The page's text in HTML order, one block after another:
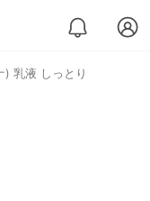
) 乳液 しっとり